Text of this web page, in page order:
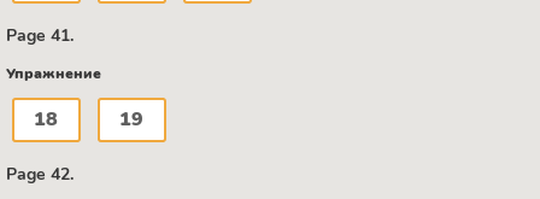
Page 41.
Упражнение
18 19
Page 42.